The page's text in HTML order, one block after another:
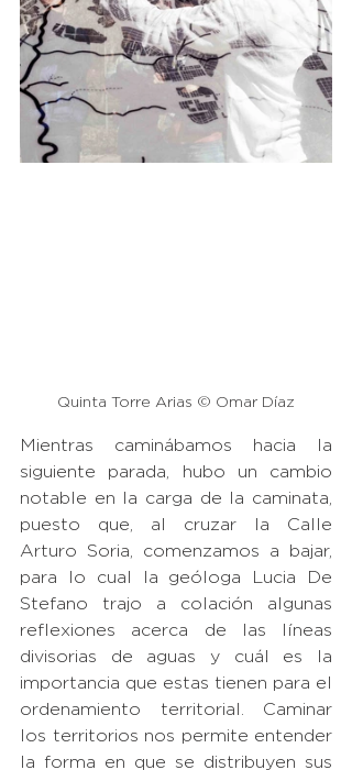
Quinta Torre Arias © Omar Díaz
Mientras caminábamos hacia la
siguiente parada, hubo un cambio
notable en la carga de la caminata,
puesto que, al cruzar la Calle
Arturo Soria, comenzamos a bajar,
para lo cual la geóloga Lucia De
Stefano trajo a colación algunas
reflexiones acerca de las líneas
divisorias de aguas y cuál es la
importancia que estas tienen para el
ordenamiento territorial. Caminar
los territorios nos permite entender
la forma en que se distribuyen sus